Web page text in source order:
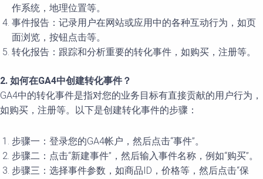
作系统，地理位置等。
事件报告：记录用户在网站或应用中的各种互动行为，如页
面浏览，按钮点击等。
转化报告：跟踪和分析重要的转化事件，如购买，注册等。
2. 如何在GA4中创建转化事件？
GA4中的转化事件是指对您的业务目标有直接贡献的用户行为，
如购买，注册等。以下是创建转化事件的步骤：
步骤一：登录您的GA4帐户，然后点击“事件”。
步骤二：点击“新建事件”，然后输入事件名称，例如“购买”。
步骤三：选择事件参数，如商品ID，价格等，然后点击“保